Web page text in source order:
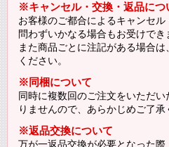
※キャンセル・交換・返品につ
お客様のご都合によるキャンセ
問わずいかなる場合もお受けでき
また商品ごとに注記がある場合
ください。
※同梱について
同時に複数回のご注文をいただ
りませんので、あらかじめご了承
※返品交換について
万が一返品交換が必要となった